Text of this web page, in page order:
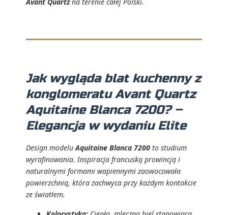
Avant Quartzna terenie całej Polski.
Jak wygląda blat kuchenny z
konglomeratu Avant Quartz
Aquitaine Blanca 7200? –
Elegancja w wydaniu Elite
Design modeluAquitaine Blanca 7200 to studium
wyrafinowania. Inspiracja francuską prowincją i
naturalnymi formami wapiennymi zaowocowała
powierzchnią, która zachwyca przy każdym kontakcie
ze światłem.